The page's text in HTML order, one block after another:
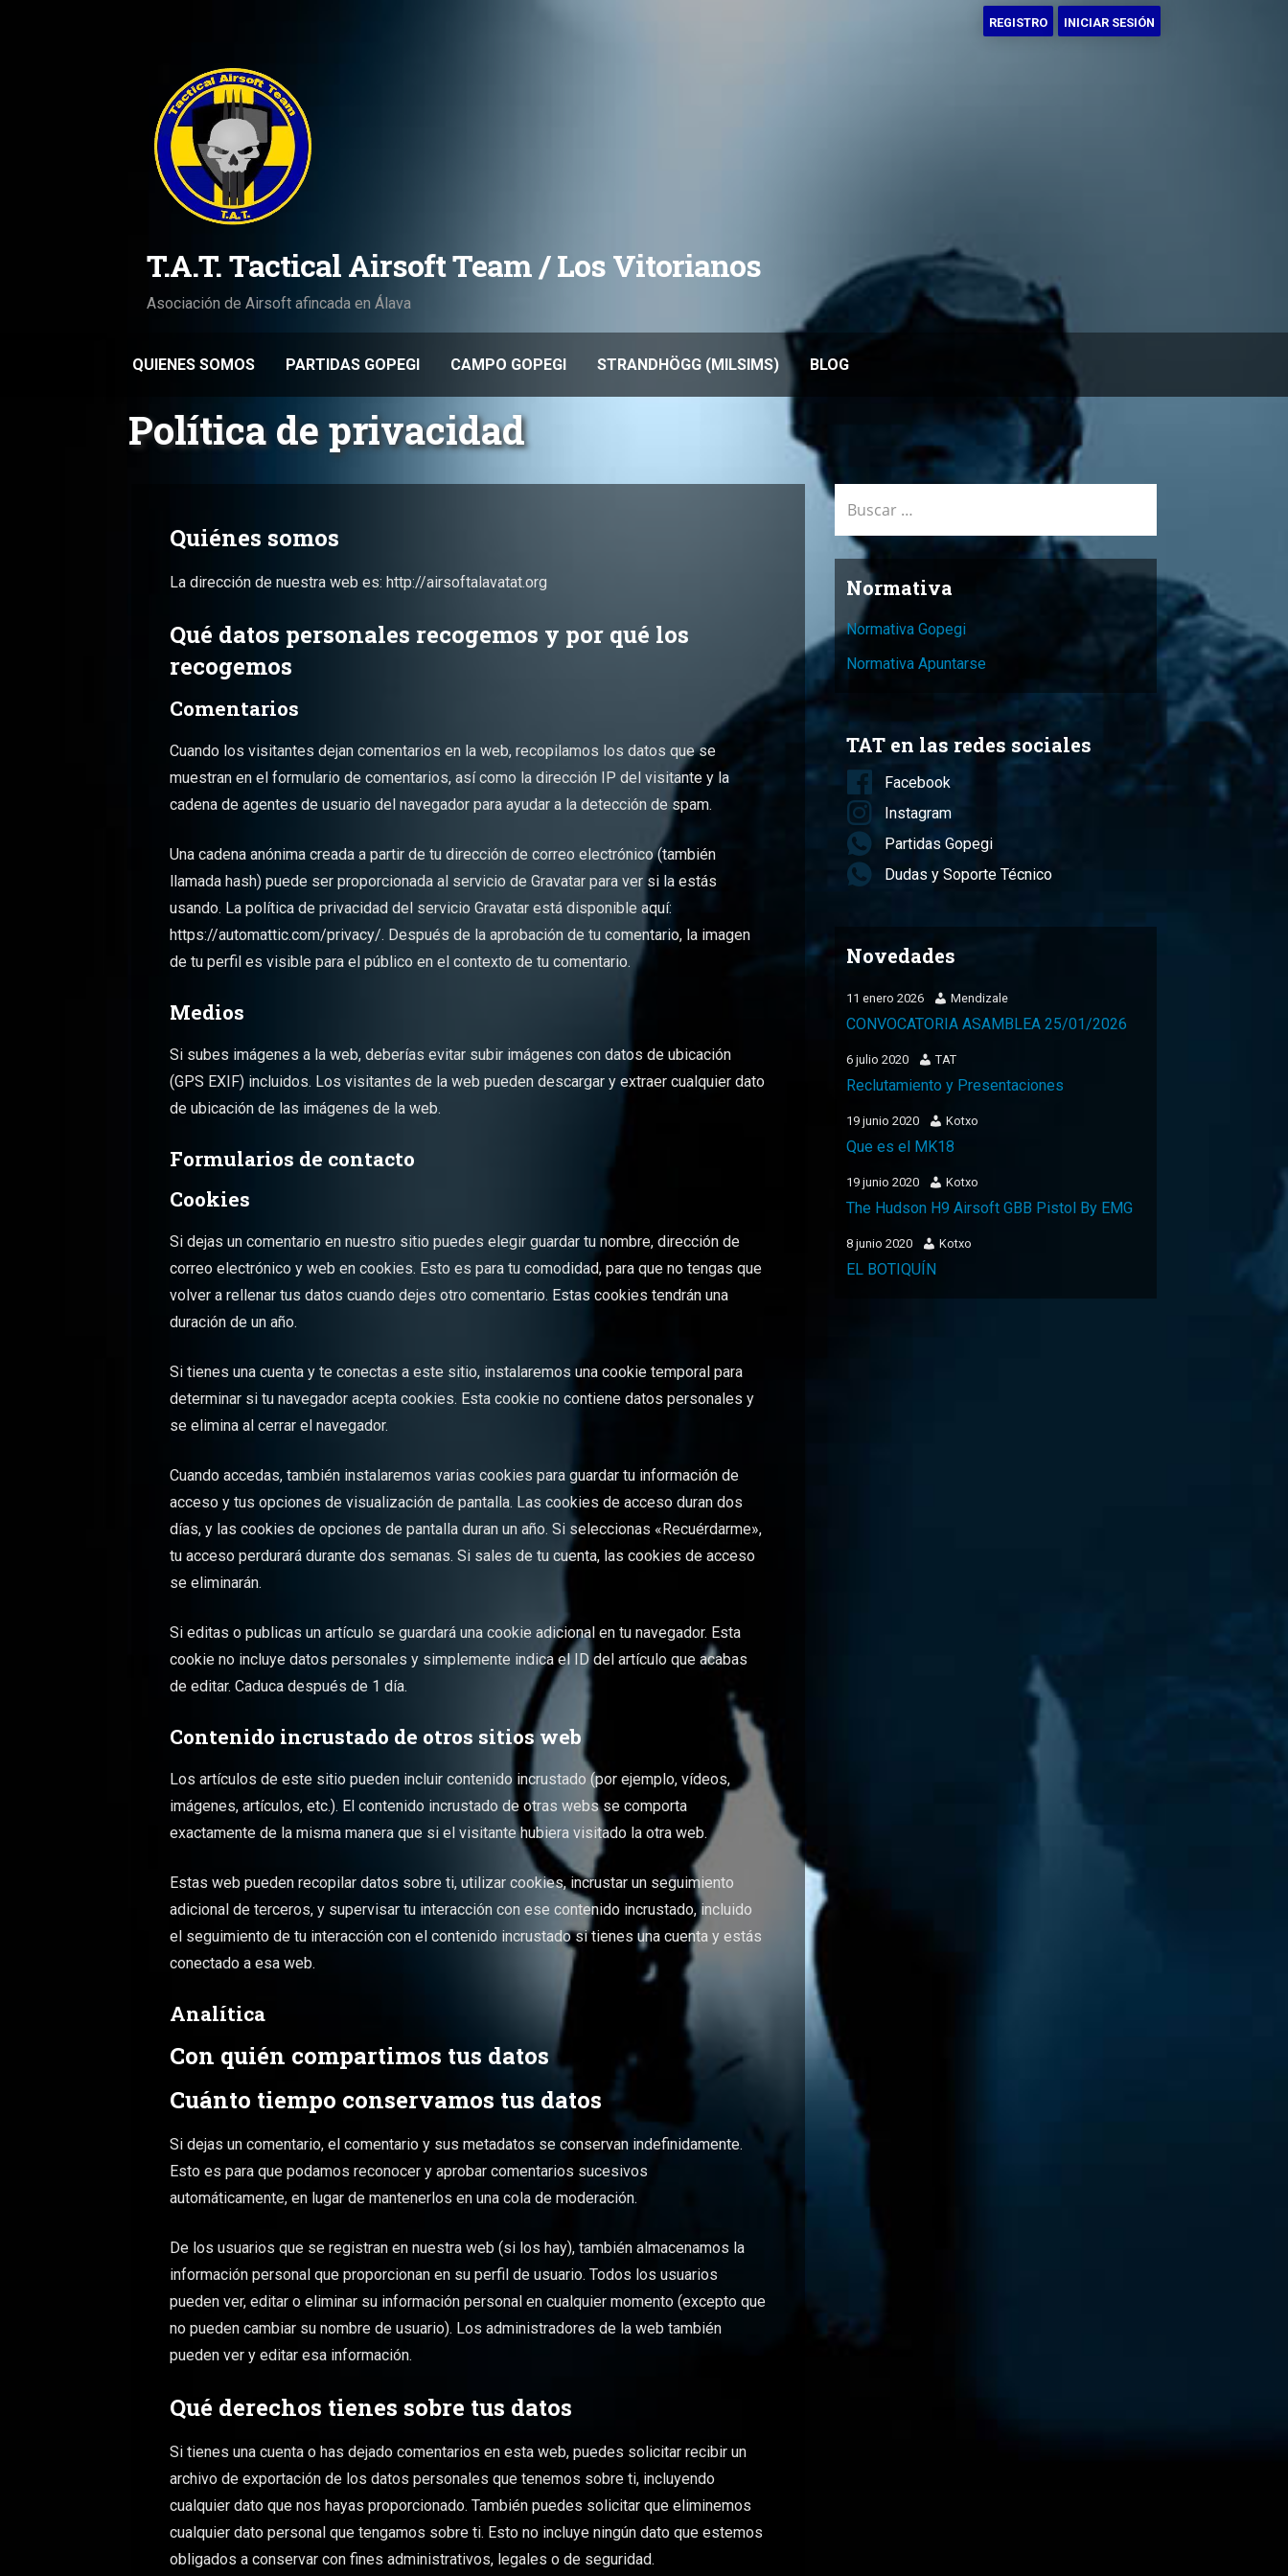
REGISTRO INICIAR SESIÓN
T.A.T. Tactical Airsoft Team / Los Vitorianos
Asociación de Airsoft afincada en Álava
QUIENES SOMOS PARTIDAS GOPEGI CAMPO GOPEGI STRANDHÖGG (MILSIMS) BLOG
Política de privacidad
Quiénes somos
La dirección de nuestra web es: http://airsoftalavatat.org
Qué datos personales recogemos y por qué los
recogemos
Comentarios
Cuando los visitantes dejan comentarios en la web, recopilamos los datos que se
muestran en el formulario de comentarios, así como la dirección IP del visitante y la
cadena de agentes de usuario del navegador para ayudar a la detección de spam.
Una cadena anónima creada a partir de tu dirección de correo electrónico (también
llamada hash) puede ser proporcionada al servicio de Gravatar para ver si la estás
usando. La política de privacidad del servicio Gravatar está disponible aquí:
https://automattic.com/privacy/. Después de la aprobación de tu comentario, la imagen
de tu perfil es visible para el público en el contexto de tu comentario.
Medios
Si subes imágenes a la web, deberías evitar subir imágenes con datos de ubicación
(GPS EXIF) incluidos. Los visitantes de la web pueden descargar y extraer cualquier dato
de ubicación de las imágenes de la web.
Formularios de contacto
Cookies
Si dejas un comentario en nuestro sitio puedes elegir guardar tu nombre, dirección de
correo electrónico y web en cookies. Esto es para tu comodidad, para que no tengas que
volver a rellenar tus datos cuando dejes otro comentario. Estas cookies tendrán una
duración de un año.
Si tienes una cuenta y te conectas a este sitio, instalaremos una cookie temporal para
determinar si tu navegador acepta cookies. Esta cookie no contiene datos personales y
se elimina al cerrar el navegador.
Cuando accedas, también instalaremos varias cookies para guardar tu información de
acceso y tus opciones de visualización de pantalla. Las cookies de acceso duran dos
días, y las cookies de opciones de pantalla duran un año. Si seleccionas «Recuérdarme»,
tu acceso perdurará durante dos semanas. Si sales de tu cuenta, las cookies de acceso
se eliminarán.
Si editas o publicas un artículo se guardará una cookie adicional en tu navegador. Esta
cookie no incluye datos personales y simplemente indica el ID del artículo que acabas
de editar. Caduca después de 1 día.
Contenido incrustado de otros sitios web
Los artículos de este sitio pueden incluir contenido incrustado (por ejemplo, vídeos,
imágenes, artículos, etc.). El contenido incrustado de otras webs se comporta
exactamente de la misma manera que si el visitante hubiera visitado la otra web.
Estas web pueden recopilar datos sobre ti, utilizar cookies, incrustar un seguimiento
adicional de terceros, y supervisar tu interacción con ese contenido incrustado, incluido
el seguimiento de tu interacción con el contenido incrustado si tienes una cuenta y estás
conectado a esa web.
Analítica
Con quién compartimos tus datos
Cuánto tiempo conservamos tus datos
Si dejas un comentario, el comentario y sus metadatos se conservan indefinidamente.
Esto es para que podamos reconocer y aprobar comentarios sucesivos
automáticamente, en lugar de mantenerlos en una cola de moderación.
De los usuarios que se registran en nuestra web (si los hay), también almacenamos la
información personal que proporcionan en su perfil de usuario. Todos los usuarios
pueden ver, editar o eliminar su información personal en cualquier momento (excepto que
no pueden cambiar su nombre de usuario). Los administradores de la web también
pueden ver y editar esa información.
Qué derechos tienes sobre tus datos
Si tienes una cuenta o has dejado comentarios en esta web, puedes solicitar recibir un
archivo de exportación de los datos personales que tenemos sobre ti, incluyendo
cualquier dato que nos hayas proporcionado. También puedes solicitar que eliminemos
cualquier dato personal que tengamos sobre ti. Esto no incluye ningún dato que estemos
obligados a conservar con fines administrativos, legales o de seguridad.
Buscar:
Normativa
Normativa Gopegi
Normativa Apuntarse
TAT en las redes sociales
Facebook
Instagram
Partidas Gopegi
Dudas y Soporte Técnico
Novedades
11 enero 2026 Mendizale
CONVOCATORIA ASAMBLEA 25/01/2026
6 julio 2020 TAT
Reclutamiento y Presentaciones
19 junio 2020 Kotxo
Que es el MK18
19 junio 2020 Kotxo
The Hudson H9 Airsoft GBB Pistol By EMG
8 junio 2020 Kotxo
EL BOTIQUÍN